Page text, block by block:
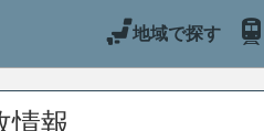
地域で探す
情報